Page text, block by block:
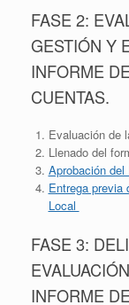
FASE 2:
GESTIÓN Y
INFORME
CUENTAS.
Evaluación de
Llenado del
Aprobación
Entrega previa
Local
FASE 3:
INFORME